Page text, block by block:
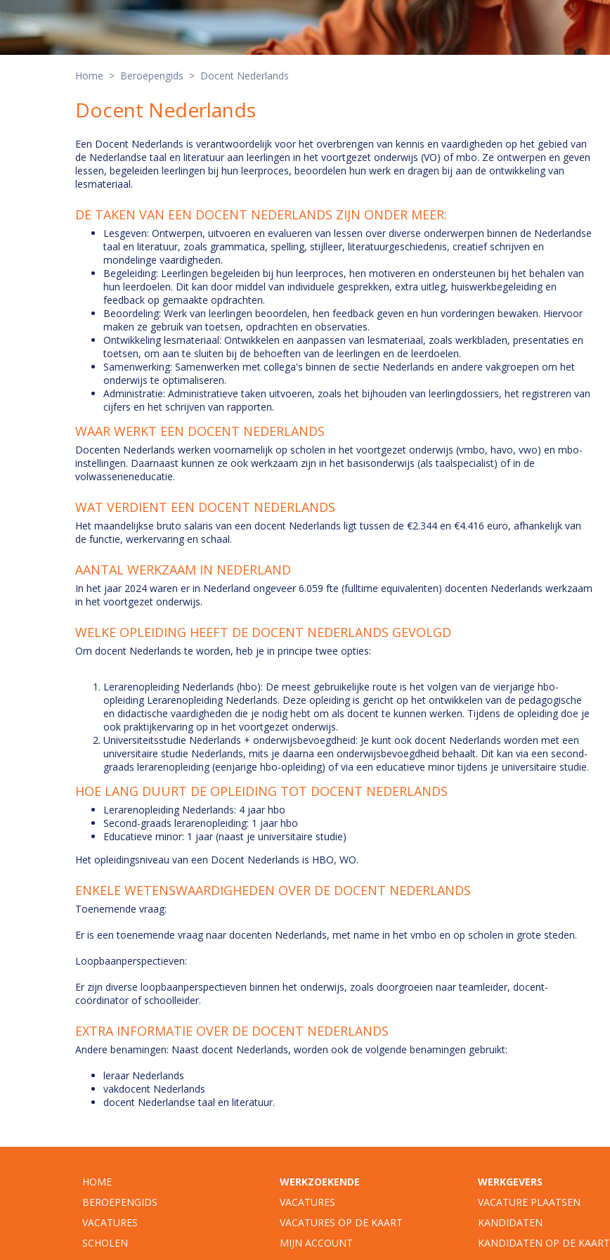
Home > Beroepengids > Docent Nederlands
Docent Nederlands
Een Docent Nederlands is verantwoordelijk voor het overbrengen van kennis en vaardigheden op het gebied van
de Nederlandse taal en literatuur aan leerlingen in het voortgezet onderwijs (VO) of mbo. Ze ontwerpen en geven
lessen, begeleiden leerlingen bij hun leerproces, beoordelen hun werk en dragen bij aan de ontwikkeling van
lesmateriaal.
DE TAKEN VAN EEN DOCENT NEDERLANDS ZIJN ONDER MEER:
Lesgeven: Ontwerpen, uitvoeren en evalueren van lessen over diverse onderwerpen binnen de Nederlandse
taal en literatuur, zoals grammatica, spelling, stijlleer, literatuurgeschiedenis, creatief schrijven en
mondelinge vaardigheden.
Begeleiding: Leerlingen begeleiden bij hun leerproces, hen motiveren en ondersteunen bij het behalen van
hun leerdoelen. Dit kan door middel van individuele gesprekken, extra uitleg, huiswerkbegeleiding en
feedback op gemaakte opdrachten.
Beoordeling: Werk van leerlingen beoordelen, hen feedback geven en hun vorderingen bewaken. Hiervoor
maken ze gebruik van toetsen, opdrachten en observaties.
Ontwikkeling lesmateriaal: Ontwikkelen en aanpassen van lesmateriaal, zoals werkbladen, presentaties en
toetsen, om aan te sluiten bij de behoeften van de leerlingen en de leerdoelen.
Samenwerking: Samenwerken met collega's binnen de sectie Nederlands en andere vakgroepen om het
onderwijs te optimaliseren.
Administratie: Administratieve taken uitvoeren, zoals het bijhouden van leerlingdossiers, het registreren van
cijfers en het schrijven van rapporten.
WAAR WERKT EEN DOCENT NEDERLANDS
Docenten Nederlands werken voornamelijk op scholen in het voortgezet onderwijs (vmbo, havo, vwo) en mbo-
instellingen. Daarnaast kunnen ze ook werkzaam zijn in het basisonderwijs (als taalspecialist) of in de
volwasseneneducatie.
WAT VERDIENT EEN DOCENT NEDERLANDS
Het maandelijkse bruto salaris van een docent Nederlands ligt tussen de €2.344 en €4.416 euro, afhankelijk van
de functie, werkervaring en schaal.
AANTAL WERKZAAM IN NEDERLAND
In het jaar 2024 waren er in Nederland ongeveer 6.059 fte (fulltime equivalenten) docenten Nederlands werkzaam
in het voortgezet onderwijs.
WELKE OPLEIDING HEEFT DE DOCENT NEDERLANDS GEVOLGD
Om docent Nederlands te worden, heb je in principe twee opties:
Lerarenopleiding Nederlands (hbo): De meest gebruikelijke route is het volgen van de vierjarige hbo-
opleiding Lerarenopleiding Nederlands. Deze opleiding is gericht op het ontwikkelen van de pedagogische
en didactische vaardigheden die je nodig hebt om als docent te kunnen werken. Tijdens de opleiding doe je
ook praktijkervaring op in het voortgezet onderwijs.
Universiteitsstudie Nederlands + onderwijsbevoegdheid: Je kunt ook docent Nederlands worden met een
universitaire studie Nederlands, mits je daarna een onderwijsbevoegdheid behaalt. Dit kan via een second-
graads lerarenopleiding (eenjarige hbo-opleiding) of via een educatieve minor tijdens je universitaire studie.
HOE LANG DUURT DE OPLEIDING TOT DOCENT NEDERLANDS
Lerarenopleiding Nederlands: 4 jaar hbo
Second-graads lerarenopleiding: 1 jaar hbo
Educatieve minor: 1 jaar (naast je universitaire studie)
Het opleidingsniveau van een Docent Nederlands is HBO, WO.
ENKELE WETENSWAARDIGHEDEN OVER DE DOCENT NEDERLANDS
Toenemende vraag:
Er is een toenemende vraag naar docenten Nederlands, met name in het vmbo en op scholen in grote steden.
Loopbaanperspectieven:
Er zijn diverse loopbaanperspectieven binnen het onderwijs, zoals doorgroeien naar teamleider, docent-
coördinator of schoolleider.
EXTRA INFORMATIE OVER DE DOCENT NEDERLANDS
Andere benamingen: Naast docent Nederlands, worden ook de volgende benamingen gebruikt:
leraar Nederlands
vakdocent Nederlands
docent Nederlandse taal en literatuur.
HOME
BEROEPENGIDS
VACATURES
SCHOLEN
WERKZOEKENDE
VACATURES
VACATURES OP DE KAART
MIJN ACCOUNT
WERKGEVERS
VACATURE PLAATSEN
KANDIDATEN
KANDIDATEN OP DE KAART